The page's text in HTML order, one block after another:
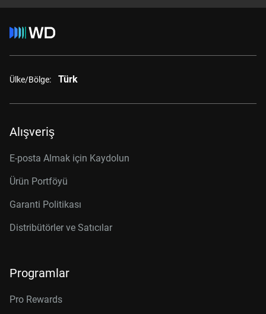
Ülke/Bölge: Türk
Alışveriş
E-posta Almak için Kaydolun
Ürün Portföyü
Garanti Politikası
Distribütörler ve Satıcılar
Programlar
Pro Rewards